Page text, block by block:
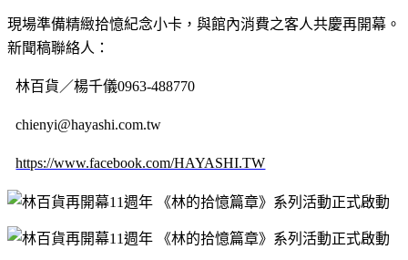
現場準備精緻拾憶紀念小卡，與館內消費之客人共慶再開幕。
新聞稿聯絡人：
林百貨／楊千儀0963-488770
chienyi@hayashi.com.tw
https://www.facebook.com/HAYASHI.TW